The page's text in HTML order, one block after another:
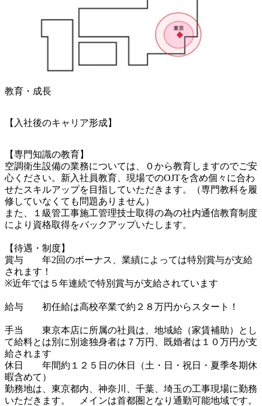
教育・成長
【入社後のキャリア形成】
【専門知識の教育】
空調衛生設備の業務については、０から教育しますのでご安
心ください。新入社員教育、現場でのOJTを含め個々に合わ
せたスキルアップを目指していただきます。（専門教科を履
修していなくても問題ありません）
また、１級管工事施工管理技士取得の為の社内通信教育制度
により資格取得をバックアップいたします。
【待遇・制度】
賞与	年2回のボーナス、業績によっては特別賞与が支給
されます！
※近年では５年連続で特別賞与が支給されています
給与	初任給は高校卒業で約２８万円からスタート！
手当	東京本店に所属の社員は、地域給（家賃補助）とし
て給料とは別に別途独身者は７万円、既婚者は１０万円が支
給されます
休日	年間約１２５日の休日（土・日・祝日・夏季冬期休
暇含めて）
勤務地は、東京都内、神奈川、千葉、埼玉の工事現場に勤務
いただきます。	メインは首都圏となり通勤可能地域です。